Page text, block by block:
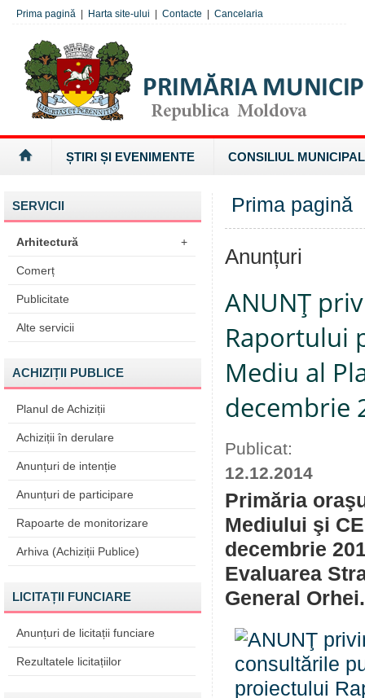
Prima pagină Harta site-ului Contacte Cancelaria
ȘTIRI ȘI EVENIMENTE CONSILIUL MUNICIPAL
SERVICII
Arhitectură +
Comerț
Publicitate
Alte servicii
ACHIZIȚII PUBLICE
Planul de Achiziții
Achiziții în derulare
Anunțuri de intenție
Anunțuri de participare
Rapoarte de monitorizare
Arhiva (Achiziții Publice)
LICITAȚII FUNCIARE
Anunțuri de licitații funciare
Rezultatele licitațiilor
Prima pagină
Anunțuri
ANUNŢ
Raportului
Mediu al
decembrie
Publicat:
12.12.2014
Primăria
Mediului şi
decembrie
Evaluarea
General Orhei.